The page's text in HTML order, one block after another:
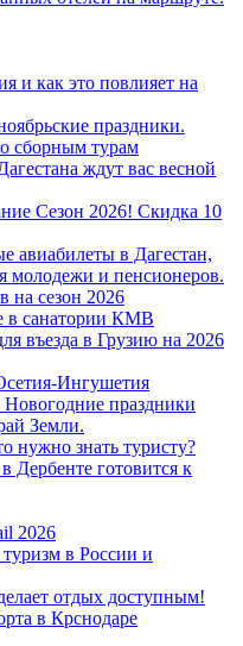
и как это повлияет на
праздники.
сборным турам
ждут вас весной
Сезон 2026! Скидка 10
авиабилеты в Дагестан,
и пенсионеров.
на сезон 2026
в санатории КМВ
въезда в Грузию на 2026
Ингушетия
праздники
Земли.
нужно знать туристу?
Дербенте готовится к
2026
в России и
отдых доступным!
в Крснодаре